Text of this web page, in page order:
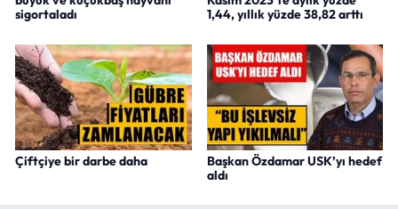
sigortaladı
1,44, yıllık yüzde 38,82 arttı
Çiftçiye bir darbe daha
Başkan Özdamar USK’yı hedef
aldı